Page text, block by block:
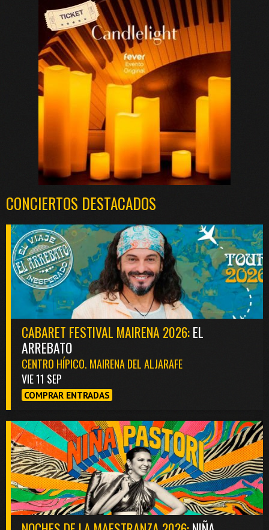
CONCIERTOS DESTACADOS
CABARET FESTIVAL MAIRENA 2026:EL
ARREBATO
CENTRO HÍPICO. MAIRENA DEL ALJARAFE
VIE 11 SEP
COMPRAR ENTRADAS